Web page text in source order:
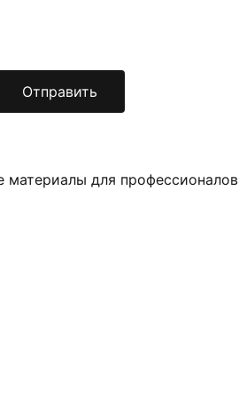
Отправить
материалы для профессионалов